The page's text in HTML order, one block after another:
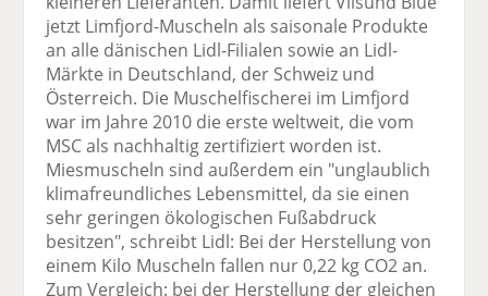
jetzt Limfjord-Muscheln als saisonale Produkte
an alle dänischen Lidl-Filialen sowie an Lidl-
Märkte in Deutschland, der Schweiz und
Österreich. Die Muschelfischerei im Limfjord
war im Jahre 2010 die erste weltweit, die vom
MSC als nachhaltig zertifiziert worden ist.
Miesmuscheln sind außerdem ein "unglaublich
klimafreundliches Lebensmittel, da sie einen
sehr geringen ökologischen Fußabdruck
besitzen", schreibt Lidl: Bei der Herstellung von
einem Kilo Muscheln fallen nur 0,22 kg CO2 an.
Zum Vergleich: bei der Herstellung der gleichen